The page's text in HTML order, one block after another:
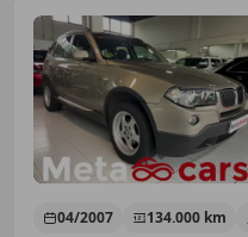
04/2007 134.000 km